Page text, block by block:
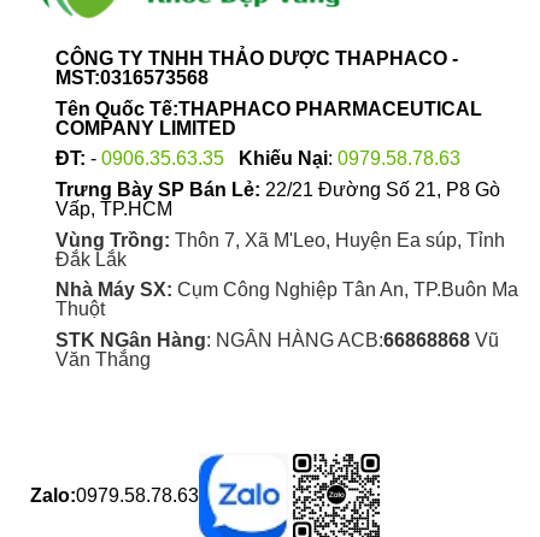
CÔNG TY TNHH THẢO DƯỢC THAPHACO -
MST:0316573568
Tên Quốc Tế:THAPHACO PHARMACEUTICAL
COMPANY LIMITED
ĐT: - 0906.35.63.35 Khiếu Nại: 0979.58.78.63
Trưng Bày SP Bán Lẻ: 22/21 Đường Số 21, P8 Gò
Vấp, TP.HCM
Vùng Trồng: Thôn 7, Xã M'Leo, Huyện Ea súp, Tỉnh
Đắk Lắk
Nhà Máy SX: Cụm Công Nghiệp Tân An, TP.Buôn Ma
Thuột
STK NGân Hàng: NGÂN HÀNG ACB:66868868Vũ
Văn Thắng
Zalo:0979.58.78.63